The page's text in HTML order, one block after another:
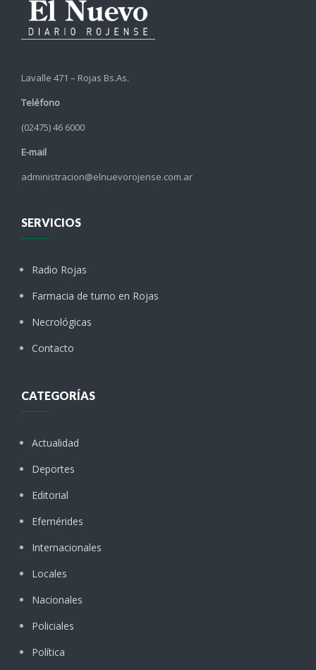
Lavalle 471 – Rojas Bs.As.
Teléfono
(02475) 46 6000
E-mail
administracion@elnuevorojense.com.ar
SERVICIOS
Radio Rojas
Farmacia de turno en Rojas
Necrológicas
Contacto
CATEGORÍAS
Actualidad
Deportes
Editorial
Efemérides
Internacionales
Locales
Nacionales
Policiales
Política